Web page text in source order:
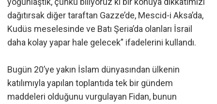
dağıtırsak diğer taraftan Gazze’de, Mescid-i Aksa’da,
Kudüs meselesinde ve Batı Şeria’da olanları İsrail
daha kolay yapar hale gelecek” ifadelerini kullandı.
Bugün 20’ye yakın İslam dünyasından ülkenin
katılımıyla yapılan toplantıda tek bir gündem
maddeleri olduğunu vurgulayan Fidan, bunun